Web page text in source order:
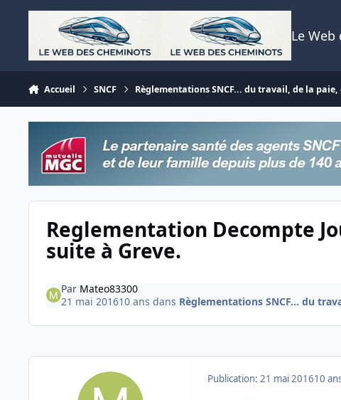
Aller au contenu
Le
Accueil SNCF Règlementations SNCF... du travail, de la
Reglementation Decompte
suite à Greve.
Par Mateo83300
21 mai 201610 ans dans Règlementations SNCF... du
Publication: 21 mai 201610